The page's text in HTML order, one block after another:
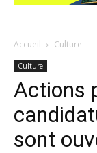
Accueil Culture
Culture
Actions
sont